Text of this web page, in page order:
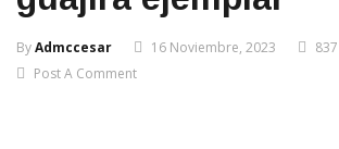
ByAdmccesar 16 Noviembre, 2023
837
Post A Comment